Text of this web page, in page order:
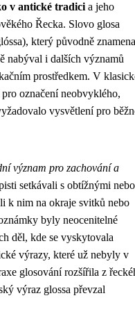
v antické tradici a jeho
Řecka. Slovo glosa
který původně
nabýval i dalších významů
prostředkem. V
označení neobvyklého,
vysvětlení pro
význam pro zachování a
setkávali s obtížnými nebo
k nim na okraje svitků nebo
byly neocenitelné
děl, kde se vyskytovala
výrazy, které už nebyly v
glosování rozšířila z
výraz glossa převzal